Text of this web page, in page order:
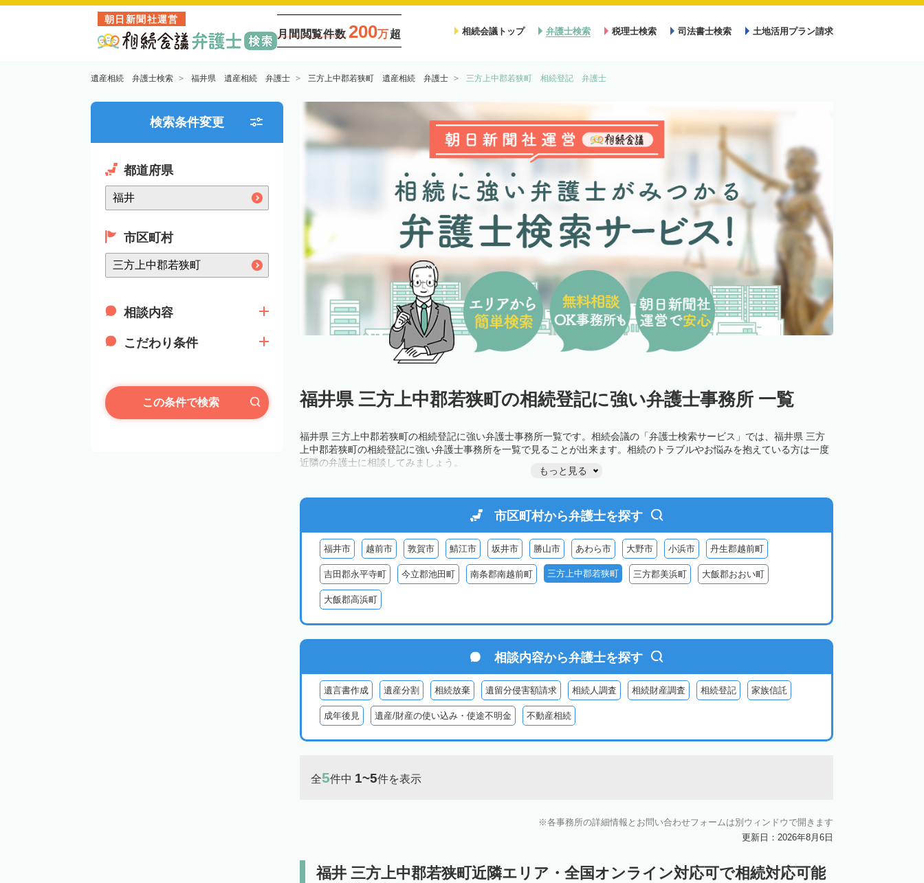
朝日新聞社運営
月間閲覧件数 200万超 相続会議トップ 弁護士検索 税理士検索 司法書士検索 土地活用プラン請求
遺産相続 弁護士検索 福井県 遺産相続 弁護士 三方上中郡若狭町 遺産相続 弁護士 三方上中郡若狭町 相続登記 弁護士
検索条件変更
都道府県
市区町村
相談内容
こだわり条件
この条件で検索 福井県 三方上中郡若狭町の相続登記に強い弁護士事務所 一覧
福井県 三方上中郡若狭町の相続登記に強い弁護士事務所一覧です。相続会議の「弁護士検索サービス」では、福井県 三方
上中郡若狭町の相続登記に強い弁護士事務所を一覧で見ることが出来ます。相続のトラブルやお悩みを抱えている方は一度
近隣の弁護士に相談してみましょう。
もっと見る
市区町村から弁護士を探す
福井市 越前市 敦賀市 鯖江市 坂井市 勝山市 あわら市 大野市 小浜市 丹生郡越前町
吉田郡永平寺町 今立郡池田町 南条郡南越前町 三方上中郡若狭町 三方郡美浜町 大飯郡おおい町
大飯郡高浜町
相談内容から弁護士を探す
遺言書作成 遺産分割 相続放棄 遺留分侵害額請求 相続人調査 相続財産調査 相続登記 家族信託
成年後見 遺産/財産の使い込み・使途不明金 不動産相続
全5件中 1~5件を表示
各事務所の詳細情報とお問い合わせフォームは別ウィンドウで開きます
更新日：2026年8月6日
福井 三方上中郡若狭町近隣エリア・全国オンライン対応可で相続対応可能